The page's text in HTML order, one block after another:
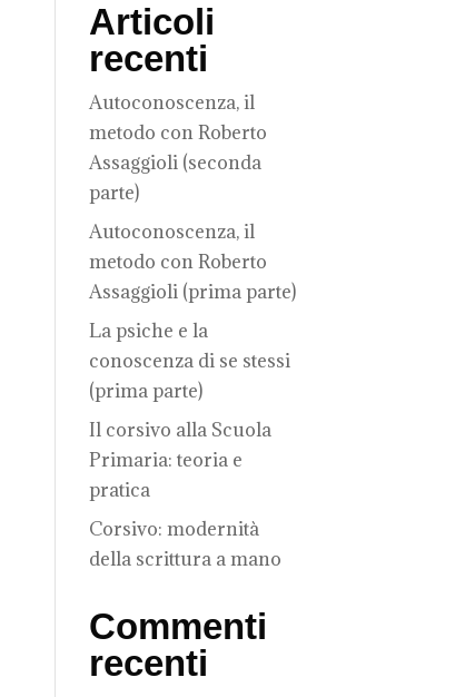
Articoli
recenti
Autoconoscenza, il
metodo con Roberto
Assaggioli (seconda
parte)
Autoconoscenza, il
metodo con Roberto
Assaggioli (prima parte)
La psiche e la
conoscenza di se stessi
(prima parte)
Il corsivo alla Scuola
Primaria: teoria e
pratica
Corsivo: modernità
della scrittura a mano
Commenti
recenti